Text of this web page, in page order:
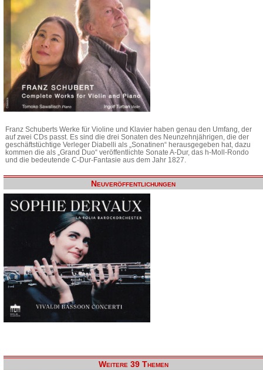
Franz Schuberts Werke für Violine und Klavier haben genau den Umfang, der
auf zwei CDs passt. Es sind die drei Sonaten des Neunzehnjährigen, die der
geschäftstüchtige Verleger Diabelli als „Sonatinen“ herausgegeben hat, dazu
kommen die als „Grand Duo“ veröffentlichte Sonate A-Dur, das h-Moll-Rondo
und die bedeutende C-Dur-Fantasie aus dem Jahr 1827.
Neuveröffentlichungen
Weitere 39 Themen